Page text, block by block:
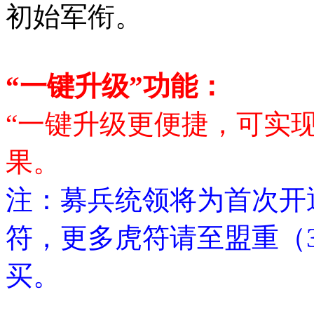
初始军衔。
“一键升级”功能：
“一键升级更便捷，可实
果。
注：募兵统领将为首次
符，更多虎符请至盟重（
买。